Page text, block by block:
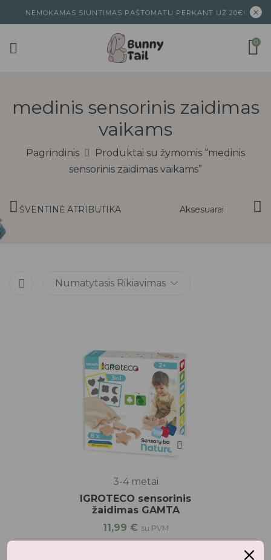
NEMOKAMAS SIUNTIMAS PAŠTOMATU PERKANT UŽ 20€!
0
medinis sensorinis zaidimas
vaikams
Pagrindinis
Produktai su žymomis “medinis
sensorinis zaidimas vaikams”
ŠVENTINĖ ATRIBUTIKA Aksesuarai
Numatytasis Rikiavimas
3-4 metai
IGROTECO sensorinis
žaidimas GAMTA
11,99 € su PVM